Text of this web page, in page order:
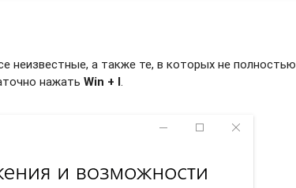
неизвестные, а также те, в которых не полностью
нажатьWin + I